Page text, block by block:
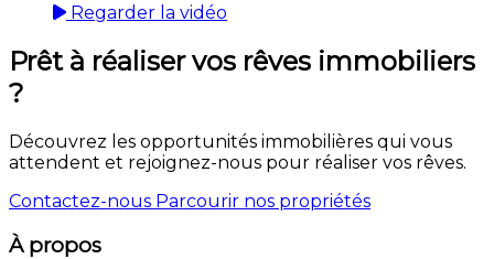
Regarder la vidéo
Prêt à réaliser vos rêves immobiliers
?
Découvrez les opportunités immobilières qui vous
attendent et rejoignez-nous pour réaliser vos rêves.
Contactez-nous Parcourir nos propriétés
À propos